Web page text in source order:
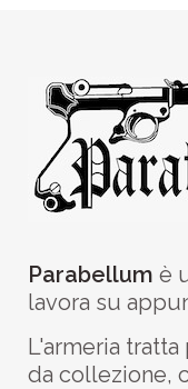
Parabellum è
lavora su
L'armeria
da collezione,